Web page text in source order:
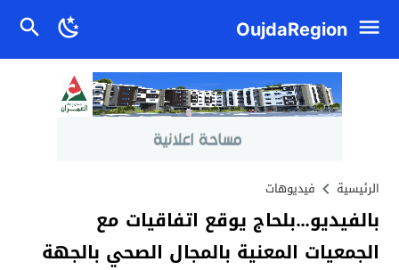
OujdaRegion
الرئيسية فيديوهات
بالفيديو…بلحاج يوقع اتفاقيات مع
الجمعيات المعنية بالمجال الصحي بالجهة